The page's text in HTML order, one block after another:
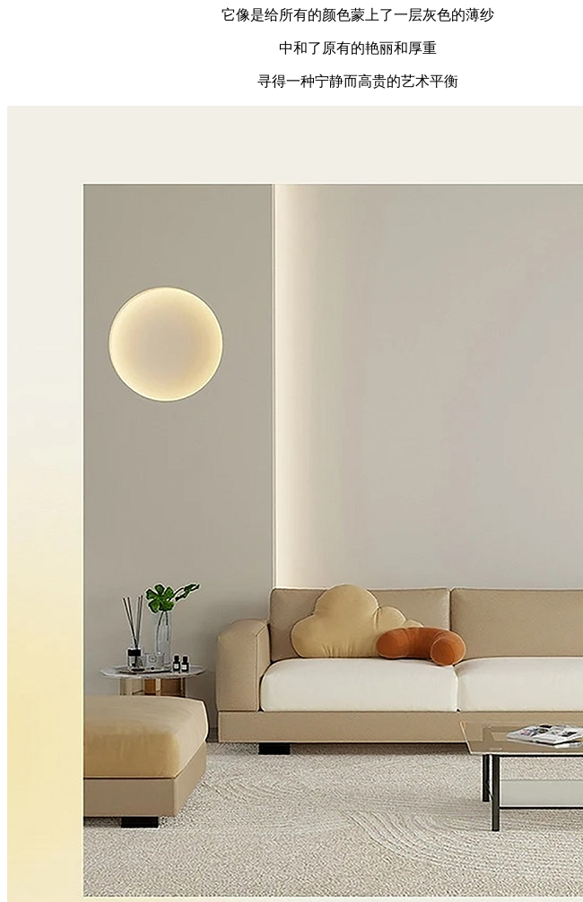
它像是给所有的颜色蒙上了一层灰色的薄纱
中和了原有的艳丽和厚重
寻得一种宁静而高贵的艺术平衡